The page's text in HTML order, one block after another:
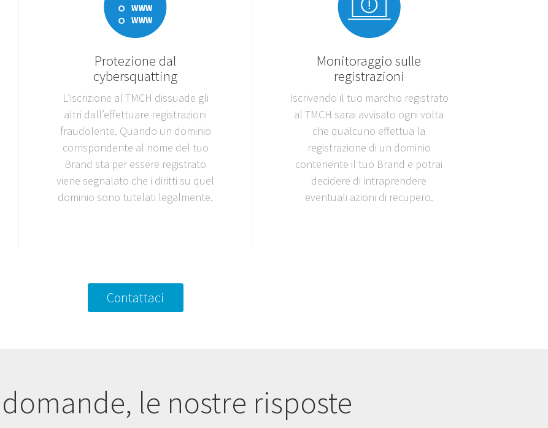
Protezione dal
cybersquatting
L’iscrizione al TMCH dissuade gli
altri dall’effettuare registrazioni
fraudolente. Quando un dominio
corrispondente al nome del tuo
Brand sta per essere registrato
viene segnalato che i diritti su quel
dominio sono tutelati legalmente.
Monitoraggio sulle
registrazioni
Iscrivendo il tuo marchio registrato
al TMCH sarai avvisato ogni volta
che qualcuno effettua la
registrazione di un dominio
contenente il tuo Brand e potrai
decidere di intraprendere
eventuali azioni di recupero.
Contattaci
le nostre risposte